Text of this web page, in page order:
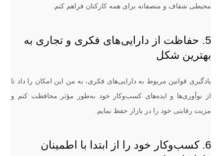
محیطی شفاف و منصفانه برای همه کارکنان فراهم کنم.
5. حفاظت از دارایی‌های فکری و تجاری به
بهترین شکل
یادگیری قوانین مربوط به دارایی‌های فکری، به من این امکان را داد تا
از نوآوری‌ها و ایده‌های کسب‌وکار خود به‌طور مؤثر محافظت کنم و
مزیت رقابتی خود را در بازار حفظ نمایم.
6. کسب‌وکار خود را از ابتدا با اطمینان